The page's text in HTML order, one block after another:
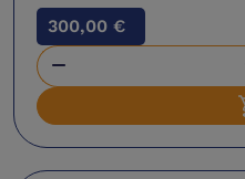
300,00 €
